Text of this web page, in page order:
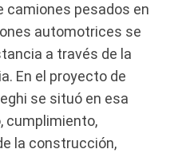
camiones pesados en
automotrices se
a través de la
En el proyecto de
se situó en esa
cumplimiento,
la construcción,